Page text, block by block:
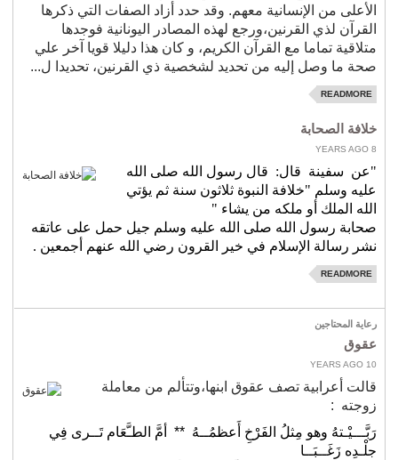
مقالات
أنشطة جمعية الأندلس
السيرة الذاتية
تواصل
الهولندية
الأعلى من الإنسانية معهم. وقد حدد أزاد الصفات التي ذكرها
القرآن لذي القرنين،ورجع لهذه المصادر اليونانية فوجدها
متلاقية تماما مع القرآن الكريم، و كان هذا دليلا قويا آخر علي
صحة ما وصل إليه من تحديد لشخصية ذي القرنين، تحديدا ل...
READMORE
خلافة الصحابة
8 YEARS AGO
"عن سفينة قال: قال رسول الله صلى الله
عليه وسلم "خلافة النبوة ثلاثون سنة ثم يؤتي
الله الملك أو ملكه من يشاء "
صحابة رسول الله صلى الله عليه وسلم جيل حمل على عاتقه
نشر رسالة الإسلام في خير القرون رضي الله عنهم أجمعين .
READMORE
رعاية المحتاجين
عقوق
10 YEARS AGO
قالت أعرابية تصف عقوق ابنها،وتتألم من معاملة
زوجته :
رَبَّـــيْـتهُ وهو مِثلُ الفَرْخِ أَعظمُــهُ **
أمَّ الطـَّعَام تَــرى فِي
جلْـدِه زَغَــبَــا